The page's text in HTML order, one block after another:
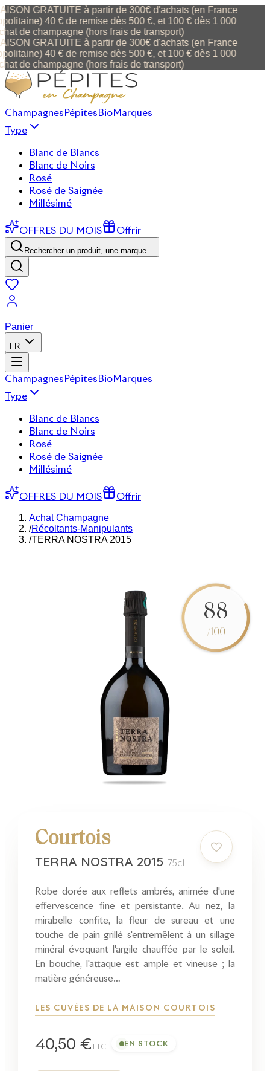
GRATUITE à partir de 300€ d'achats (en France
40 € de remise dès 500 €, et 100 € dès 1 000
de champagne (hors frais de transport)
GRATUITE à partir de 300€ d'achats (en France
40 € de remise dès 500 €, et 100 € dès 1 000
de champagne (hors frais de transport)
ChampagnesPépitesBioMarques
Type
Blanc de Blancs
Blanc de Noirs
Rosé
Rosé de Saignée
Millésimé
OFFRES DU MOIS Offrir
Rechercher un produit, une marque…
Panier
FR
ChampagnesPépitesBioMarques
Type
Blanc de Blancs
Blanc de Noirs
Rosé
Rosé de Saignée
Millésimé
OFFRES DU MOIS Offrir
Achat Champagne
/Récoltants-Manipulants
/TERRA NOSTRA 2015
88
/100
Courtois
TERRA NOSTRA 2015 75cl
Robe dorée aux reflets ambrés, animée d'une
effervescence fine et persistante. Au nez, la
mirabelle confite, la fleur de sureau et une
touche de pain grillé s'entremêlent à un sillage
minéral évoquant l'argile chauffée par le soleil.
En bouche, l'attaque est ample et vineuse ; la
matière généreuse…
LES CUVÉES DE LA MAISON COURTOIS
40,50 €TTC EN STOCK